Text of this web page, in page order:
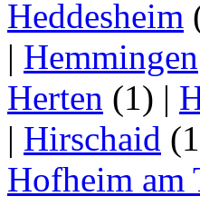
Heddesheim
| Hemmingen
Herten (1) |
| Hirschaid
Hofheim am